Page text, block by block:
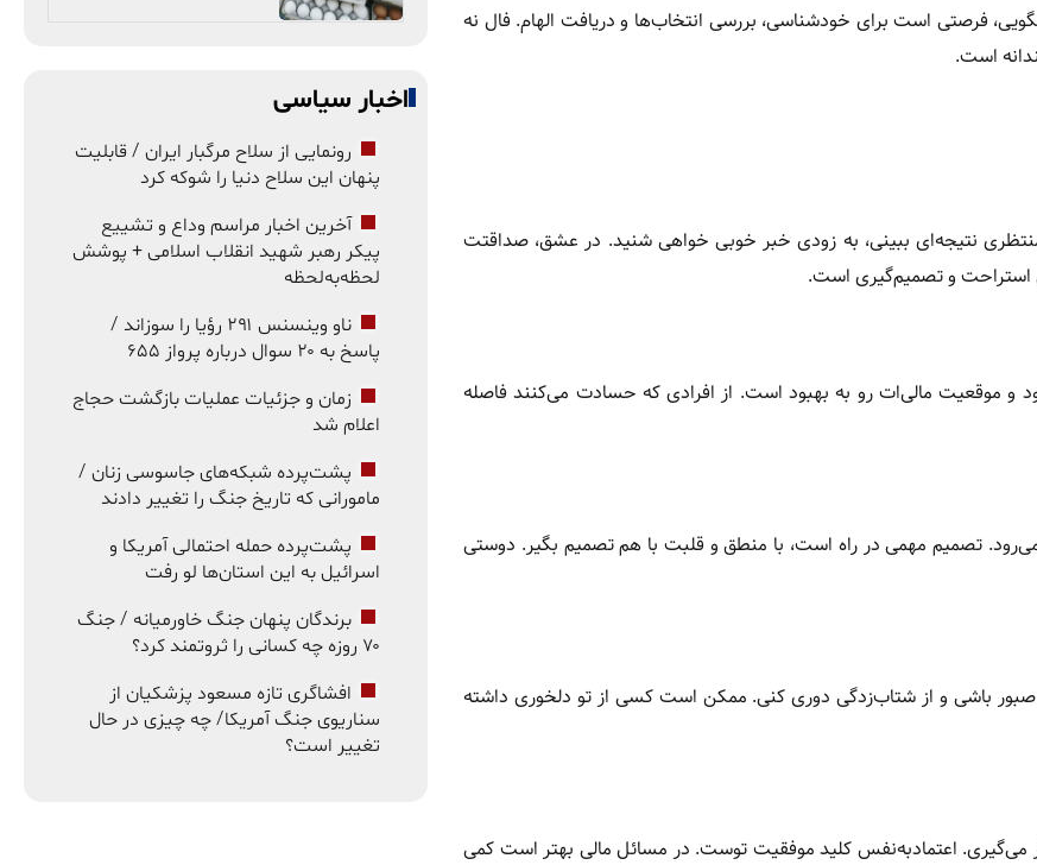
فرصتی است برای خودشناسی، بررسی انتخاب‌ها و دریافت الهام. فال نه
است.
نتیجه‌ای ببینی، به زودی خبر خوبی خواهی شنید. در عشق، صداقتت
استراحت و تصمیم‌گیری است.
و موقعیت مالی‌ات رو به بهبود است. از افرادی که حسادت می‌کنند فاصله
تصمیم مهمی در راه است، با منطق و قلبت با هم تصمیم بگیر. دوستی
باشی و از شتاب‌زدگی دوری کنی. ممکن است کسی از تو دلخوری داشته
می‌گیری. اعتمادبه‌نفس کلید موفقیت توست. در مسائل مالی بهتر است کمی
اخبار سیاسی
رونمایی از سلاح مرگبار ایران / قابلیت
پنهان این سلاح دنیا را شوکه کرد
آخرین اخبار مراسم وداع و تشییع
پیکر رهبر شهید انقلاب اسلامی + پوشش
لحظه‌به‌لحظه
ناو وینسنس ۲۹۱ رؤیا را سوزاند /
پاسخ به ۲۰ سوال درباره پرواز ۶۵۵
زمان و جزئیات عملیات بازگشت حجاج
اعلام شد
پشت‌پرده شبکه‌های جاسوسی زنان /
مامورانی که تاریخ جنگ را تغییر دادند
پشت‌پرده حمله احتمالی آمریکا و
اسرائیل به این استان‌ها لو رفت
برندگان پنهان جنگ خاورمیانه / جنگ
۷۰ روزه چه کسانی را ثروتمند کرد؟
افشاگری تازه مسعود پزشکیان از
سناریوی جنگ آمریکا/ چه چیزی در حال
تغییر است؟